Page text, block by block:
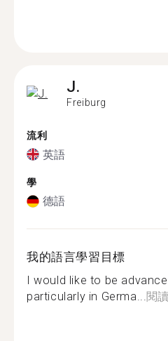
J.
Freiburg
流利
英語
學
德語
我的語言學習目標
I would like to be
particularly in Germa...閱